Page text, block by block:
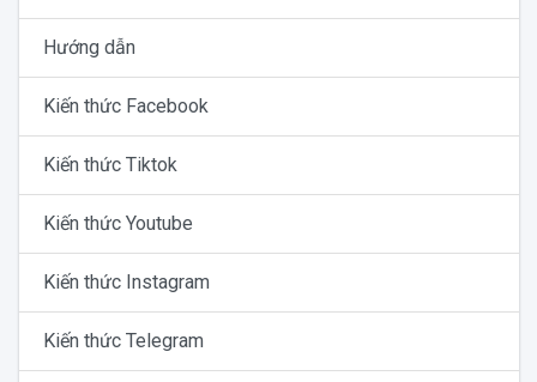
Hướng dẫn
Kiến thức Facebook
Kiến thức Tiktok
Kiến thức Youtube
Kiến thức Instagram
Kiến thức Telegram